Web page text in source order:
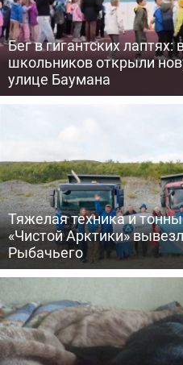
Бег в гигантских
школьников открыли
улице Баумана
Тяжелая техника и
«Чистой Арктики»
Рыбачьего